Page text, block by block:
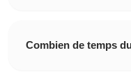
Combien de temps